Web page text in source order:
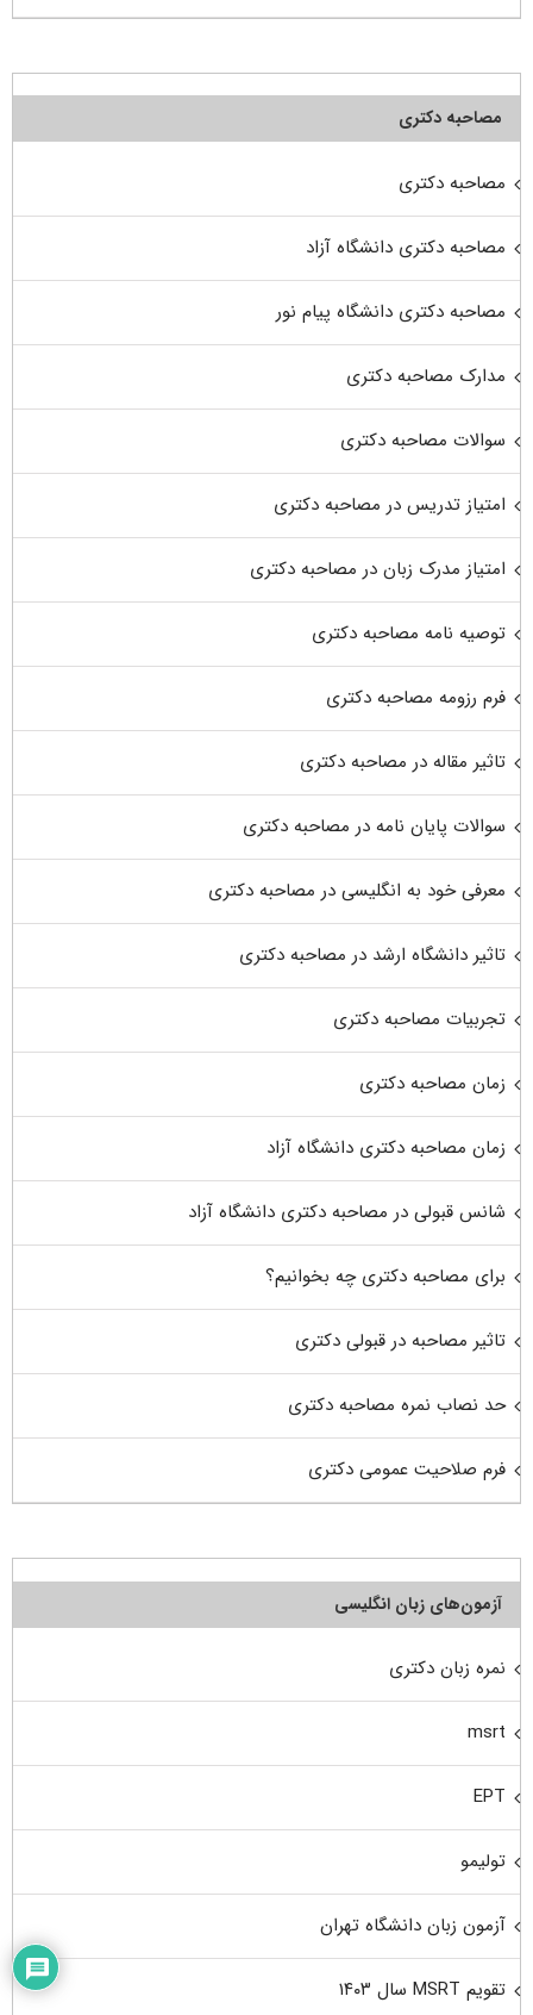
مصاحبه دکتری
مصاحبه دکتری
مصاحبه دکتری دانشگاه آزاد
مصاحبه دکتری دانشگاه پیام نور
مدارک مصاحبه دکتری
سوالات مصاحبه دکتری
امتیاز تدریس در مصاحبه دکتری
امتیاز مدرک زبان در مصاحبه دکتری
توصیه نامه مصاحبه دکتری
فرم رزومه مصاحبه دکتری
تاثیر مقاله در مصاحبه دکتری
سوالات پایان نامه در مصاحبه دکتری
معرفی خود به انگلیسی در مصاحبه دکتری
تاثیر دانشگاه ارشد در مصاحبه دکتری
تجربیات مصاحبه دکتری
زمان مصاحبه دکتری
زمان مصاحبه دکتری دانشگاه آزاد
شانس قبولی در مصاحبه دکتری دانشگاه آزاد
برای مصاحبه دکتری چه بخوانیم؟
تاثیر مصاحبه در قبولی دکتری
حد نصاب نمره مصاحبه دکتری
فرم صلاحیت عمومی دکتری
آزمون‌های زبان انگلیسی
نمره زبان دکتری
msrt
EPT
تولیمو
آزمون زبان دانشگاه تهران
تقویم MSRT سال ۱۴۰۳